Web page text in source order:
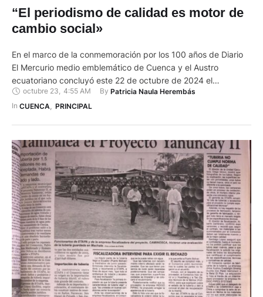
“El periodismo de calidad es motor de
cambio social»
En el marco de la conmemoración por los 100 años de Diario
El Mercurio medio emblemático de Cuenca y el Austro
ecuatoriano concluyó este 22 de octubre de 2024 el
“Encuentro Internacional sobre libertad de expresión y
periodismo de investigación”, evento que rindió homenaje a la
octubre 23, 4:55 AM By Patricia Naula Herembás
In CUENCA PRINCIPAL